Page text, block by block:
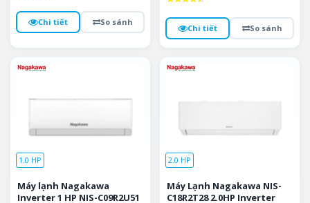
5 saoChi tiết So sánh
5 saoChi tiết So sánh
1.0 HP
Máy lạnh Nagakawa
Inverter 1 HP NIS-C09R2U51
2.0 HP
Máy Lạnh Nagakawa NIS-
C18R2T28 2.0HP Inverter